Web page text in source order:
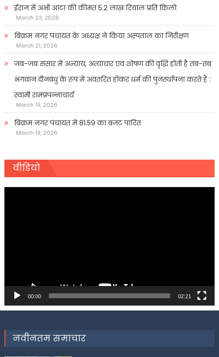
ईरान में अभी आटा की कीमत 5.2 लाख रियाल प्रति किलो
March 23, 2026
बिक्रम नगर पंचायत के अध्यक्ष ने किया अस्पताल का निरीक्षण
March 21, 2026
जब-जब संसार में अन्याय, अत्याचार एवं शोषण की वृद्धि होती है तब-तब
भगवान दीनबंधु के रूप में अवतरित होकर धर्म की पुनर्स्थापना करते हैं :
स्वामी रामप्रपन्नाचार्य
March 19, 2026
बिक्रम नगर पंचायत में 81.59 का बजट पारित
March 19, 2026
वीडियो
00:00 02:21
नवीनतम समाचार